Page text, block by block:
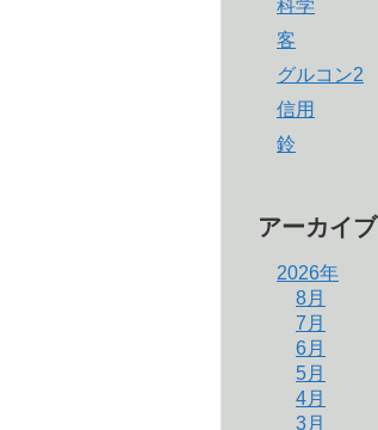
科学
客
グルコン2
信用
鈴
アーカイブ
2026年
8月
7月
6月
5月
4月
3月